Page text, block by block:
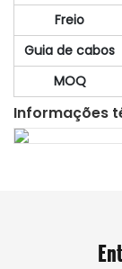
Freio
Guia de cabos
MOQ
Informações